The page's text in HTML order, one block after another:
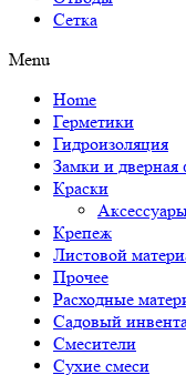
Сетка
Menu
Home
Герметики
Гидроизоляция
Замки и дверная
Краски
Крепеж
Листовой
Прочее
Расходные
Садовый
Смесители
Сухие смеси